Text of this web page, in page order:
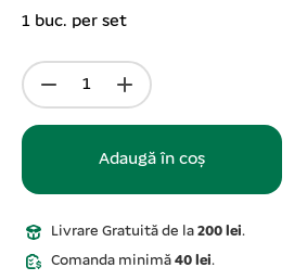
1 buc. per set
Adaugă în coș
Livrare Gratuită de la 200 lei.
Comanda minimă 40 lei.